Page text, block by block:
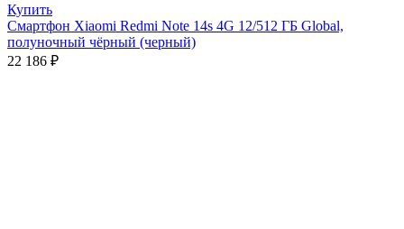
Купить
Смартфон Xiaomi Redmi Note 14s 4G 12/512 ГБ Global,
полуночный чёрный (черный)
22 186 ₽